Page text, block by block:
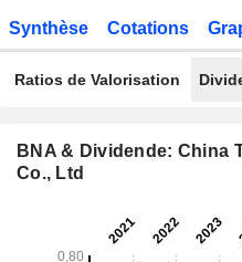
Synthèse Cotations
Ratios de Valorisation
BNA & Dividende: China
Co., Ltd